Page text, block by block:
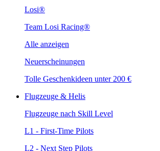
Losi®
Team Losi Racing®
Alle anzeigen
Neuerscheinungen
Tolle Geschenkideen unter 200 €
Flugzeuge & Helis
Flugzeuge nach Skill Level
L1 - First-Time Pilots
L2 - Next Step Pilots